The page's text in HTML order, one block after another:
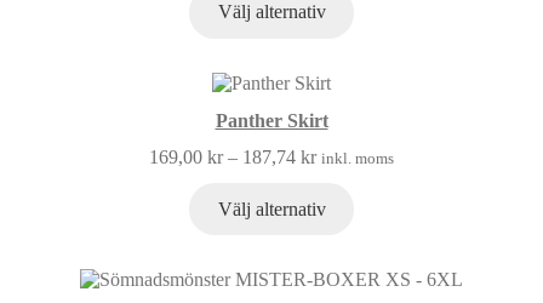
Välj alternativ
Panther Skirt
169,00 kr– 187,74 kr inkl. moms
Välj alternativ